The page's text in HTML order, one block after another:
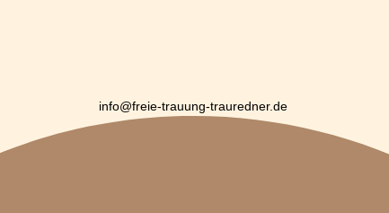
info@freie-trauung-trauredner.de